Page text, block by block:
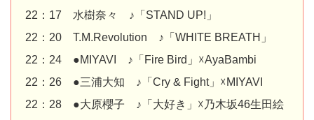
22：17 水樹奈々 ♪「STAND UP!」
22：20 T.M.Revolution ♪「WHITE BREATH」
22：24 ●MIYAVI ♪「Fire Bird」☓AyaBambi
22：26 ●三浦大知 ♪「Cry & Fight」☓MIYAVI
22：28 ●大原櫻子 ♪「大好き」☓乃木坂46生田絵